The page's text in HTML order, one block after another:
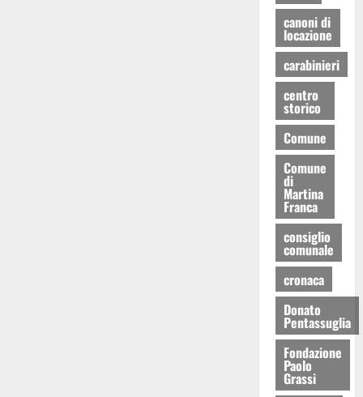
canoni di
locazione
carabinieri
centro
storico
Comune
Comune
di
Martina
Franca
consiglio
comunale
cronaca
Donato
Pentassuglia
Fondazione
Paolo
Grassi